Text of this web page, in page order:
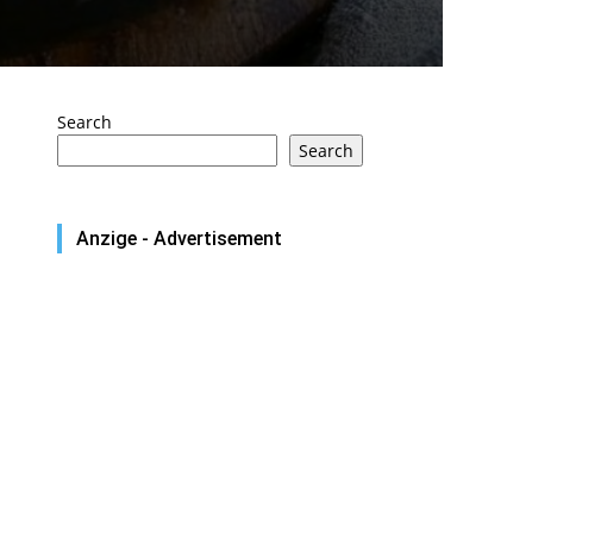
Search
Search
Anzige - Advertisement